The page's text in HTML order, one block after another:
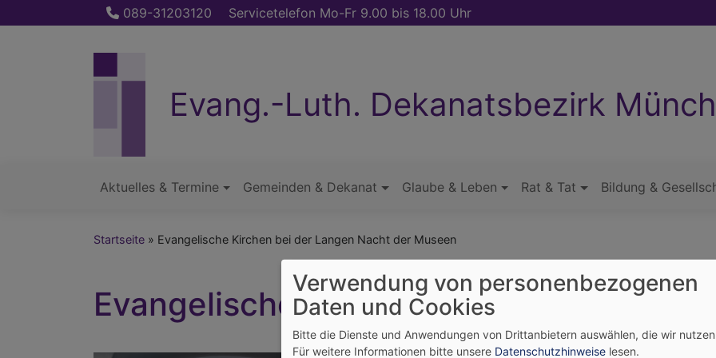
zum
089-31203120
Servicetelefon Mo-Fr 9.00 bis 18.00 Uhr
Evang.-Luth. Dekanatsbezirk
Hauptnavigation
Aktuelles & Termine Gemeinden & Dekanat Glaube & Leben Rat & Tat Bildung &
Startseite Evangelische Kirchen bei der Langen Nacht der Museen
Evangelische Kirchen bei der Langen
Verwendung von personenbezogenen
Daten und Cookies
Bitte die Dienste und Anwendungen von Drittanbietern auswählen, die wir
Für weitere Informationen bitte unsere Datenschutzhinweise lesen.